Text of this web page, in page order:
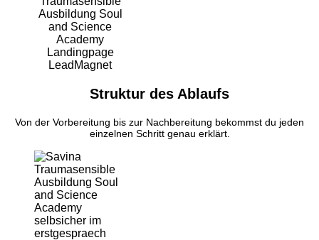
Struktur des Ablaufs
Von der Vorbereitung bis zur Nachbereitung bekommst du jeden
einzelnen Schritt genau erklärt.